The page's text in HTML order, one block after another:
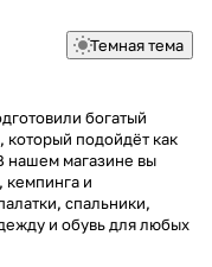
Темная тема
богатый
который подойдёт как
нашем магазине вы
кемпинга и
спальники,
и обувь для любых